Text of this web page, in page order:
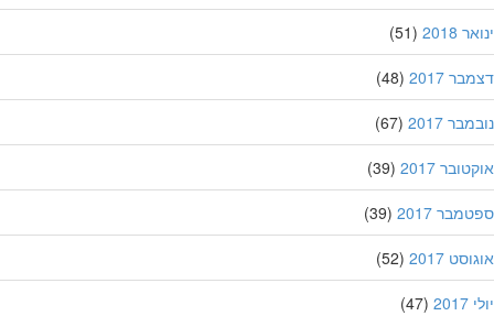
2018
(51)
2017
(48)
2017
(67)
2017
(39)
2017
(39)
2017
(52)
(47)